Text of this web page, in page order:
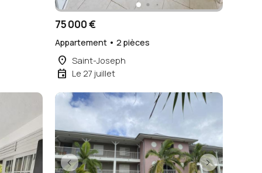
75 000 €
Appartement • 2 pièces
place Saint-Joseph
event Le 27 juillet